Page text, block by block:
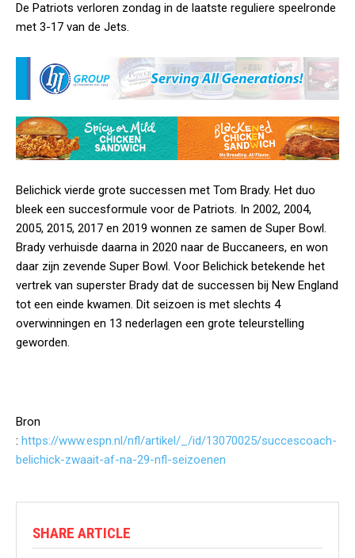
De Patriots verloren zondag in de laatste reguliere speelronde
met 3-17 van de Jets.
Belichick vierde grote successen met Tom Brady. Het duo
bleek een succesformule voor de Patriots. In 2002, 2004,
2005, 2015, 2017 en 2019 wonnen ze samen de Super Bowl.
Brady verhuisde daarna in 2020 naar de Buccaneers, en won
daar zijn zevende Super Bowl. Voor Belichick betekende het
vertrek van superster Brady dat de successen bij New England
tot een einde kwamen. Dit seizoen is met slechts 4
overwinningen en 13 nederlagen een grote teleurstelling
geworden.
Bron
: https://www.espn.nl/nfl/artikel/_/id/13070025/succescoach-
belichick-zwaait-af-na-29-nfl-seizoenen
SHARE ARTICLE